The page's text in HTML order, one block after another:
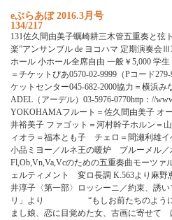
eぶらあぼ 2016.3月 号
134/217
131佐久 間 由美子蠣崎耕三木管五重奏と 弦 ト
楽”アンサンブル de ヨ コハマ 定期演奏会Ⅲ
ホール 小ホール全席自 由 一般 ￥ 5,000 学生
＝ チケ ッ ト ぴあ0570-02-9999 （Pコ ー ド279-
ケ ッ ト センタ ー045-682-2000協力 ＝ 横浜み
ADEL （ アーデル） 03-5976-0770http ： //ww
YOKOHAMAフルー ト ＝ 佐久 間 由美子 オー
井裕美子 フ ァゴッ ト ＝ 河村幹子ホルン ＝ 山
ィ オラ ＝ 福本と も子 チ ェ ロ ＝ 間瀬利 雄イ
小品 ミ ヨ ー ／ ルネ王の暖炉 ブルー メ ル／
Fl,Ob,Vn,Va,Vcのための五重奏曲モーツ ァ
ェルテ ィ メ ン ト 変ロ長調 K.563よ り 麻野
井淳子 〈第一部〉 ロ ッ シーニ ／約束、 誘い
リ 」 よ り “も し お前たちのよ う
ま し娘、 恋に 目 覚めた女、 古画に寄せて